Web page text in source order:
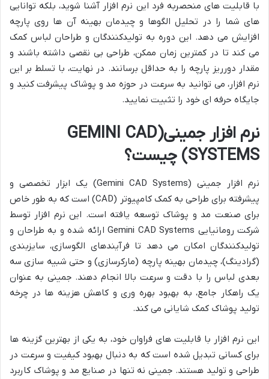
با قابلیت های منحصربه فرد این نرم افزار آشنا شوید، بلکه توانایی
های شما را در تحلیل الگوها و چیدمان بهینه آن ها روی پارچه
افزایش می دهد. این دوره به تولیدکنندگان و طراحان لباس کمک
می کند تا در کمترین زمان ممکن، طراحی بی نقصی داشته باشند و
مقدار دورریز پارچه را به حداقل برسانند. در نهایت، با تسلط بر این
نرم افزار، می توانید به سرعت در حوزه مد و پوشاک پیشرفت کنید و
جایگاه حرفه ای خود را تثبیت نمایید.
نرم افزار جمینی(GEMINI CAD
SYSTEMS) چیست؟
نرم افزار جمینی (Gemini CAD Systems) یک ابزار تخصصی و
پیشرفته برای طراحی به کمک کامپیوتر (CAD) است که به طور خاص
برای صنعت مد و پوشاک توسعه یافته است. این نرم افزار توسط
شرکت رومانیایی Gemini CAD Systems ارائه شده و به طراحان و
تولیدکنندگان امکان می دهد تا فرآیندهای الگوسازی، سایزبندی
(گرادینگ)، چیدمان بهینه پارچه (مارکرسازی) و حتی شبیه سازی سه
بعدی لباس را با دقت و سرعت بالا انجام دهند. جمینی به عنوان
یک راهکار جامع، به بهبود بهره وری و کاهش هزینه ها در چرخه
تولید پوشاک کمک شایانی می کند.
این نرم افزار با قابلیت های فراوان خود، به یکی از بهترین گزینه ها
برای کسانی تبدیل شده است که به دنبال بهبود کیفیت و سرعت در
طراحی و تولید هستند. جمینی نه تنها در صنایع مد و پوشاک کاربرد